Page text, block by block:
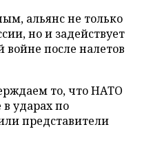
альянс не только
но и задействует
войне после налетов
то, что НАТО
ударах по
представители